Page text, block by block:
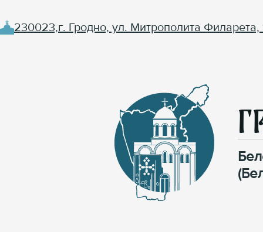
230023,г. Гродно, ул. Митрополита Филарета,